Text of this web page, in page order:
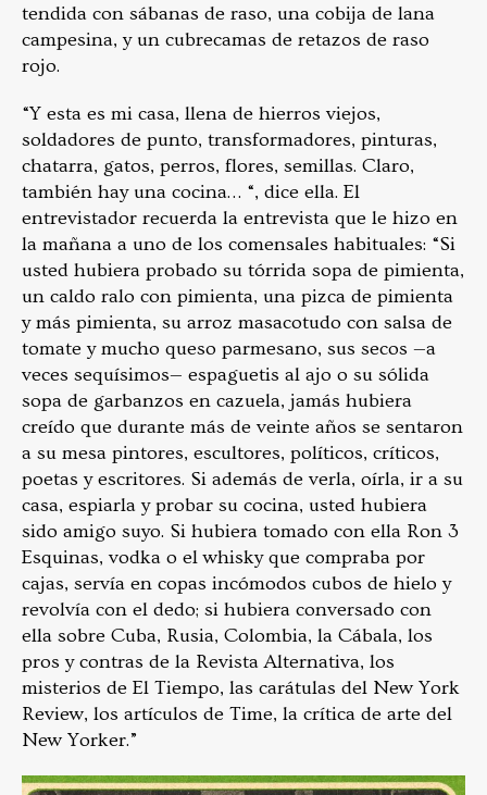
tendida con sábanas de raso, una cobija de lana
campesina, y un cubrecamas de retazos de raso
rojo.
“Y esta es mi casa, llena de hierros viejos,
soldadores de punto, transformadores, pinturas,
chatarra, gatos, perros, flores, semillas. Claro,
también hay una cocina… “, dice ella. El
entrevistador recuerda la entrevista que le hizo en
la mañana a uno de los comensales habituales: “Si
usted hubiera probado su tórrida sopa de pimienta,
un caldo ralo con pimienta, una pizca de pimienta
y más pimienta, su arroz masacotudo con salsa de
tomate y mucho queso parmesano, sus secos —a
veces sequísimos— espaguetis al ajo o su sólida
sopa de garbanzos en cazuela, jamás hubiera
creído que durante más de veinte años se sentaron
a su mesa pintores, escultores, políticos, críticos,
poetas y escritores. Si además de verla, oírla, ir a su
casa, espiarla y probar su cocina, usted hubiera
sido amigo suyo. Si hubiera tomado con ella Ron 3
Esquinas, vodka o el whisky que compraba por
cajas, servía en copas incómodos cubos de hielo y
revolvía con el dedo; si hubiera conversado con
ella sobre Cuba, Rusia, Colombia, la Cábala, los
pros y contras de la Revista Alternativa, los
misterios de El Tiempo, las carátulas del New York
Review, los artículos de Time, la crítica de arte del
New Yorker.”